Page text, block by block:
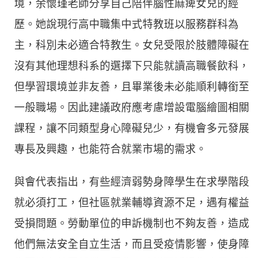
境，余懷瑾老師分享自己陪伴腦性麻痺女兒的經
歷。她說現行高中職集中式特教班以服務群科為
主，科別未必適合特教生。女兒受限於肢體障礙在
沒有其他理想科系的選擇下只能就讀高職餐飲科，
但學習環境並非友善，且畢業後未必能順利轉銜至
一般職場。因此建議政府應考慮增設電腦繪圖相關
課程，讓不同類型身心障礙兒少，有機會多元發展
專長及興趣，也能符合就業市場的需求。
與會代表指出，有些經濟弱勢身障學生在求學階段
就必須打工，但社區就業輔導資源不足，遇有權益
受損問題。勞動單位的申訴機制也不夠友善，造成
他們無法安全自立生活，而且受疫情影響，使身障